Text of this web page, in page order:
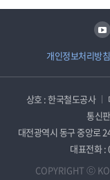
개인정보처리방침
유튜브
상호 : 한국철도공사
통신
대전광역시 동구 중앙로
대표전화 :
COPYRIGHT ⓒ